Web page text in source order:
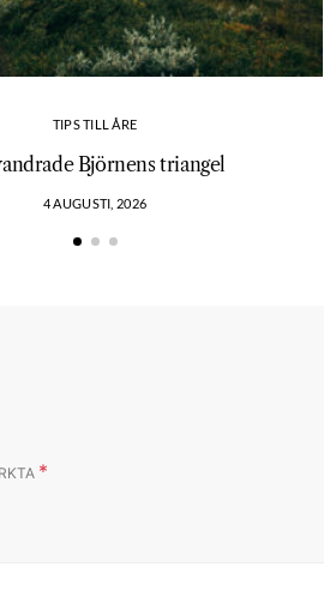
TIPS TILL ÅRE
Björnens triangel
4 AUGUSTI, 2026
*